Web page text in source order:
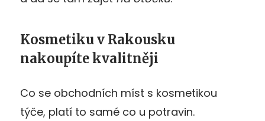
Kosmetiku v Rakousku
nakoupíte kvalitněji
Co se obchodních míst s kosmetikou
týče, platí to samé co u potravin.